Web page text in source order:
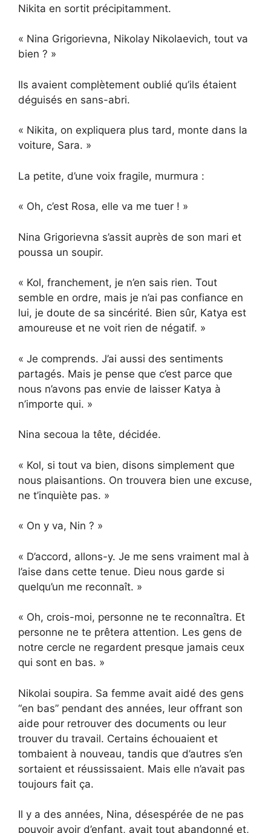
Nikita en sortit précipitamment.
« Nina Grigorievna, Nikolay Nikolaevich, tout va
bien ? »
Ils avaient complètement oublié qu’ils étaient
déguisés en sans-abri.
« Nikita, on expliquera plus tard, monte dans la
voiture, Sara. »
La petite, d’une voix fragile, murmura :
« Oh, c’est Rosa, elle va me tuer ! »
Nina Grigorievna s’assit auprès de son mari et
poussa un soupir.
« Kol, franchement, je n’en sais rien. Tout
semble en ordre, mais je n’ai pas confiance en
lui, je doute de sa sincérité. Bien sûr, Katya est
amoureuse et ne voit rien de négatif. »
« Je comprends. J’ai aussi des sentiments
partagés. Mais je pense que c’est parce que
nous n’avons pas envie de laisser Katya à
n’importe qui. »
Nina secoua la tête, décidée.
« Kol, si tout va bien, disons simplement que
nous plaisantions. On trouvera bien une excuse,
ne t’inquiète pas. »
« On y va, Nin ? »
« D’accord, allons-y. Je me sens vraiment mal à
l’aise dans cette tenue. Dieu nous garde si
quelqu’un me reconnaît. »
« Oh, crois-moi, personne ne te reconnaîtra. Et
personne ne te prêtera attention. Les gens de
notre cercle ne regardent presque jamais ceux
qui sont en bas. »
Nikolai soupira. Sa femme avait aidé des gens
“en bas” pendant des années, leur offrant son
aide pour retrouver des documents ou leur
trouver du travail. Certains échouaient et
tombaient à nouveau, tandis que d’autres s’en
sortaient et réussissaient. Mais elle n’avait pas
toujours fait ça.
Il y a des années, Nina, désespérée de ne pas
pouvoir avoir d’enfant, avait tout abandonné et,